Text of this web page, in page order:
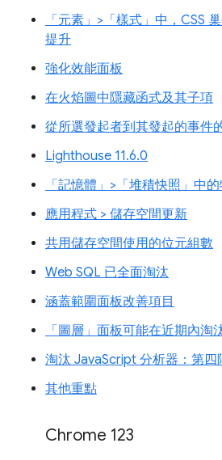
「元素」>「樣式」中，CSS
提升
強化效能面板
在火焰圖中隱藏函式及其子項
從所選發起者到其發起的事件
Lighthouse 11.6.0
「記憶體」>「堆積快照」中
應用程式 > 儲存空間更新
共用儲存空間使用的位元組數
Web SQL 已全面淘汰
涵蓋範圍面板改善項目
「圖層」面板可能在近期內淘
淘汰 JavaScript 分析器：第四
其他重點
Chrome 123